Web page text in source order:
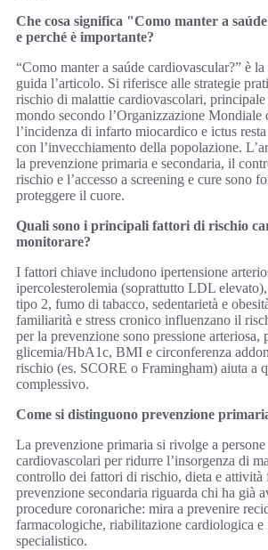
Che cosa significa "Como manter a
e perché è importante?
“Como manter a saúde cardiovascular?” è
guida l’articolo. Si riferisce alle strategie
rischio di malattie cardiovascolari, principale
mondo secondo l’Organizzazione Mondiale
l’incidenza di infarto miocardico e ictus
con l’invecchiamento della popolazione.
la prevenzione primaria e secondaria, il
rischio e l’accesso a screening e cure sono
proteggere il cuore.
Quali sono i principali fattori di rischio
monitorare?
I fattori chiave includono ipertensione
ipercolesterolemia (soprattutto LDL
tipo 2, fumo di tabacco, sedentarietà e
familiarità e stress cronico influenzano il
per la prevenzione sono pressione
glicemia/HbA1c, BMI e circonferenza
rischio (es. SCORE o Framingham) aiuta a
complessivo.
Come si distinguono prevenzione
La prevenzione primaria si rivolge a persone
cardiovascolari per ridurre l’insorgenza di
controllo dei fattori di rischio, dieta e attività
prevenzione secondaria riguarda chi ha già
procedure coronariche: mira a prevenire
farmacologiche, riabilitazione cardiologica
specialistico.